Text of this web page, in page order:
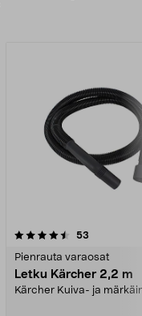
53
Pienrauta varaosat
Letku Kärcher 2,2 m
Kärcher Kuiva- ja
4.5viidestä